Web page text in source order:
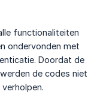
functionaliteiten
ondervonden met
Doordat de
de codes niet